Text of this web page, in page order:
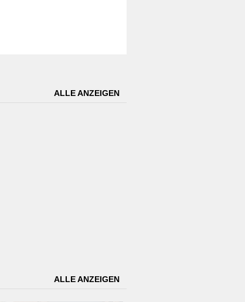
ALLE ANZEIGEN
ALLE ANZEIGEN